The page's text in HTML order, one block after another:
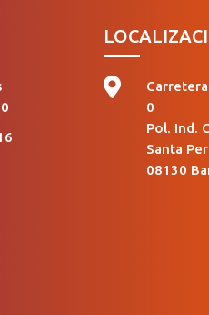

0
Pol. Ind.
Santa
08130